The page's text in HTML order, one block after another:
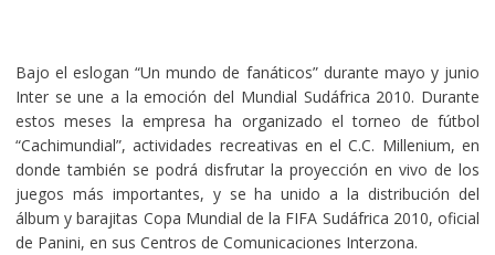
Bajo el eslogan “Un mundo de fanáticos” durante mayo y junio
Inter se une a la emoción del Mundial Sudáfrica 2010. Durante
estos meses la empresa ha organizado el torneo de fútbol
“Cachimundial”, actividades recreativas en el C.C. Millenium, en
donde también se podrá disfrutar la proyección en vivo de los
juegos más importantes, y se ha unido a la distribución del
álbum y barajitas Copa Mundial de la FIFA Sudáfrica 2010, oficial
de Panini, en sus Centros de Comunicaciones Interzona.